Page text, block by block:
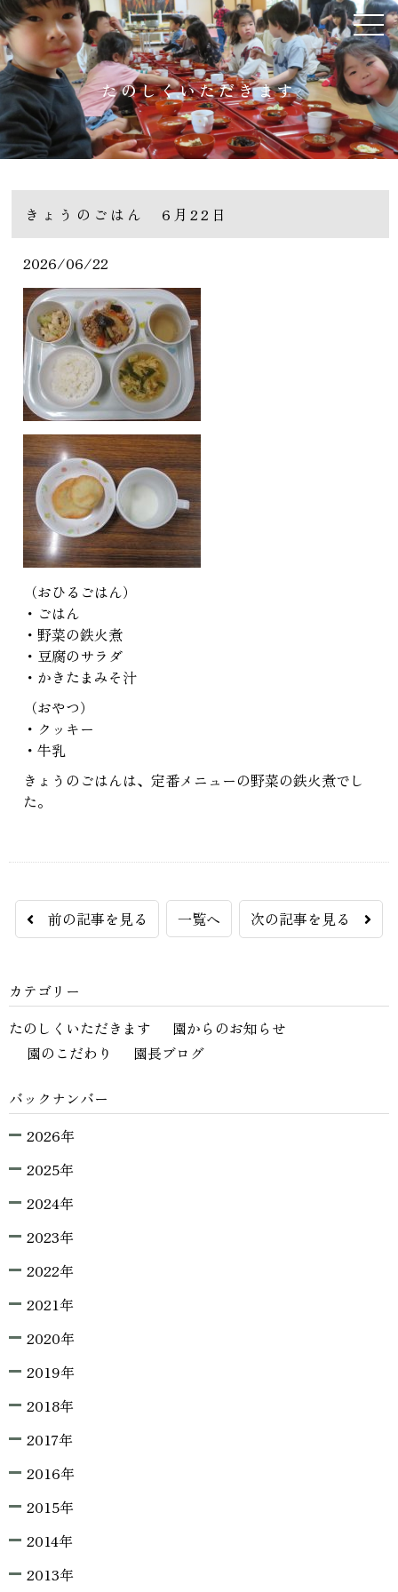
たのしくいただきます
きょうのごはん 6月22日
2026/06/22
（おひるごはん）
・ごはん
・野菜の鉄火煮
・豆腐のサラダ
・かきたまみそ汁
（おやつ）
・クッキー
・牛乳
きょうのごはんは、定番メニューの野菜の鉄火煮でし
た。
前の記事を見る 一覧へ 次の記事を見る
カテゴリー
たのしくいただきます
園からのお知らせ
園のこだわり
園長ブログ
バックナンバー
2026年
2025年
2024年
2023年
2022年
2021年
2020年
2019年
2018年
2017年
2016年
2015年
2014年
2013年